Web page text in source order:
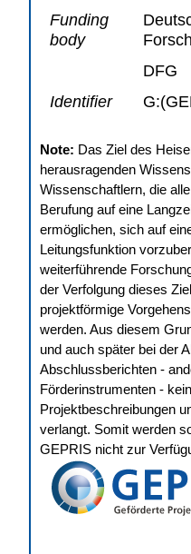
Funding
body
DFG
Identifier
Note: Das Ziel des
herausragenden
Wissenschaftlern, die
Berufung auf eine
ermöglichen, sich auf
Leitungsfunktion
weiterführende
der Verfolgung dieses
projektförmige
werden. Aus diesem
und auch später bei der
Abschlussberichten -
Förderinstrumenten -
Projektbeschreibungen
verlangt. Somit werden
GEPRIS nicht zur